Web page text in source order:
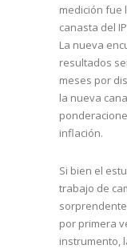
medición fue
canasta del
La nueva
resultados
meses por
la nueva
inflación.
Si bien el
trabajo de
por primera
instrumento,